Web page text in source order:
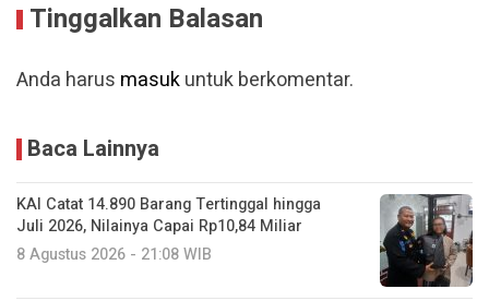
Tinggalkan Balasan
Anda harus masukuntuk berkomentar.
Baca Lainnya
KAI Catat 14.890 Barang Tertinggal hingga
Juli 2026, Nilainya Capai Rp10,84 Miliar
8 Agustus 2026 - 21:08 WIB